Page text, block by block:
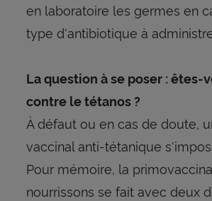
en laboratoire les germes en
type d'antibiotique à
La question à se poser : êtes-
contre le tétanos ?
À défaut ou en cas de doute,
vaccinal anti-tétanique
Pour mémoire, la
nourrissons se fait avec deux